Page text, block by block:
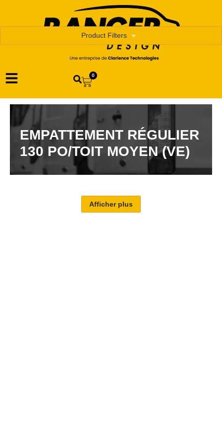
0
EMPATTEMENT RÉGULIER
130 PO/TOIT MOYEN (VE)
Product Filters